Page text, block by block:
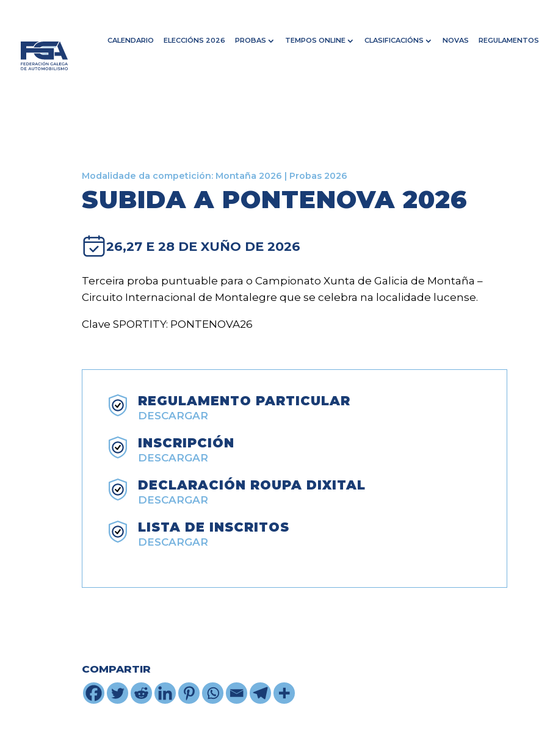
CALENDARIO ELECCIÓNS 2026 PROBAS TEMPOS ONLINE CLASIFICACIÓNS NOVAS REGULAMENTOS
Modalidade da competición: Montaña 2026 | Probas 2026
SUBIDA A PONTENOVA 2026
26,27 E 28 DE XUÑO DE 2026
Terceira proba puntuable para o Campionato Xunta de Galicia de Montaña –
Circuito Internacional de Montalegre que se celebra na localidade lucense.
Clave SPORTITY: PONTENOVA26
REGULAMENTO PARTICULAR
DESCARGAR
INSCRIPCIÓN
DESCARGAR
DECLARACIÓN ROUPA DIXITAL
DESCARGAR
LISTA DE INSCRITOS
DESCARGAR
COMPARTIR